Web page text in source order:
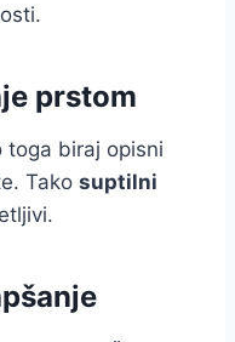
prstom
toga biraj opisni
Tako suptilni